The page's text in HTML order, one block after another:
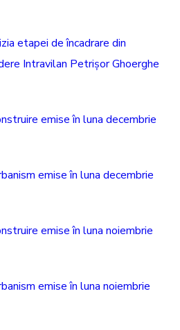
etapei de încadrare din
Intravilan Petrișor Ghoerghe
emise în luna decembrie
emise în luna decembrie
emise în luna noiembrie
emise în luna noiembrie